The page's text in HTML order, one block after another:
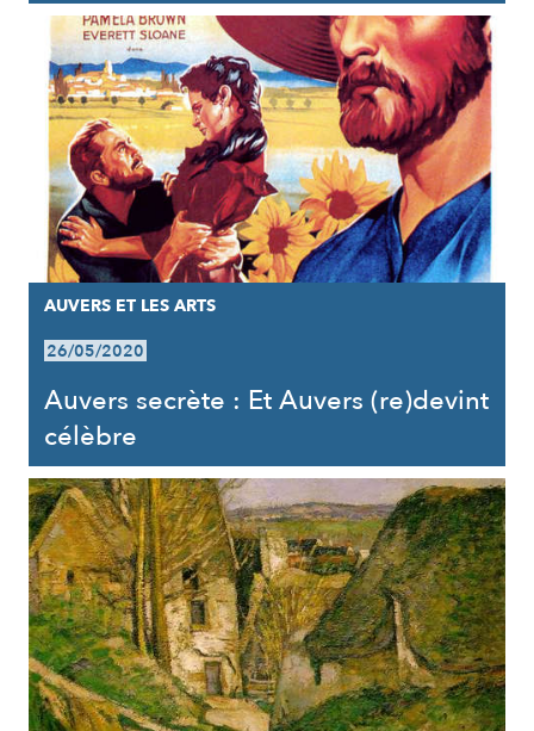
AUVERS ET LES ARTS
26/05/2020
Auvers secrète : Et Auvers (re)devint
célèbre